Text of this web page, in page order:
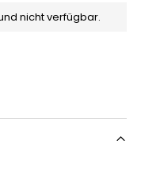
nicht verfügbar.